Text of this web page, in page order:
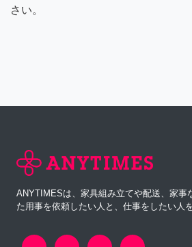
さい。
ANYTIMESは、家具組み立てや配送、家事
た用事を依頼したい人と、仕事をしたい人